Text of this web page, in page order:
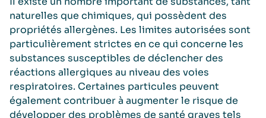
naturelles que chimiques, qui possèdent des
propriétés allergènes. Les limites autorisées sont
particulièrement strictes en ce qui concerne les
substances susceptibles de déclencher des
réactions allergiques au niveau des voies
respiratoires. Certaines particules peuvent
également contribuer à augmenter le risque de
développer des problèmes de santé graves tels